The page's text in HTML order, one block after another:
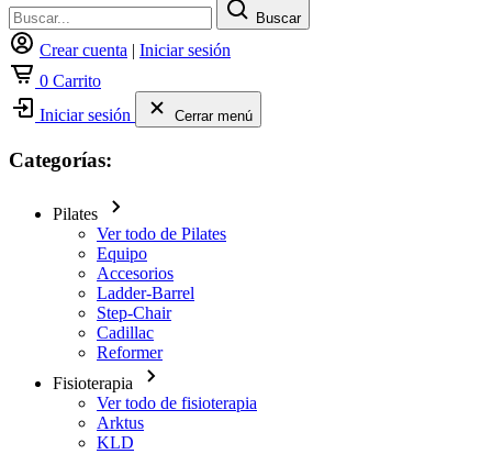
Buscar
Crear cuenta
Iniciar sesión
0 Carrito
Iniciar sesión
Cerrar menú
Categorías:
Pilates
Ver todo de Pilates
Equipo
Accesorios
Ladder-Barrel
Step-Chair
Cadillac
Reformer
Fisioterapia
Ver todo de fisioterapia
Arktus
KLD